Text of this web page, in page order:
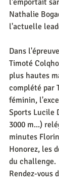
l'emportait
Nathalie
l'actuelle
Dans
Timoté
plus hautes
complété par
féminin,
Sports Lucile
3000 m...)
minutes
Honorez, les
du challenge.
Rendez-vous